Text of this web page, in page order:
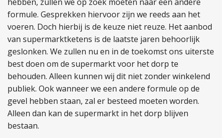
formule. Gesprekken hiervoor zijn we reeds aan het
voeren. Doch hierbij is de keuze niet reuze. Het aanbod
van supermarktketens is de laatste jaren behoorlijk
geslonken. We zullen nu en in de toekomst ons uiterste
best doen om de supermarkt voor het dorp te
behouden. Alleen kunnen wij dit niet zonder winkelend
publiek. Ook wanneer we een andere formule op de
gevel hebben staan, zal er besteed moeten worden.
Alleen dan kan de supermarkt in het dorp blijven
bestaan.